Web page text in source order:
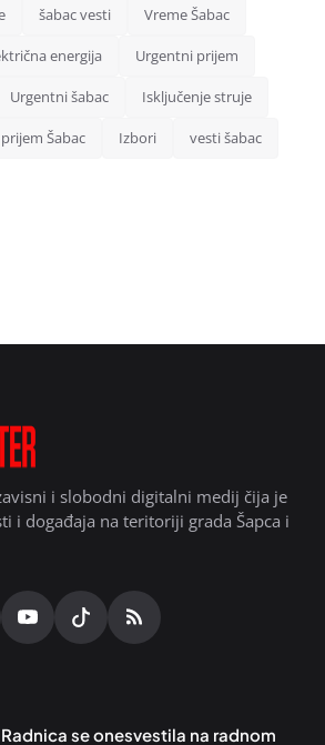
šabac vesti Vreme Šabac
energija Urgentni prijem
Urgentni šabac Isključenje struje
Šabac Izbori vesti šabac
i slobodni digitalni medij čija je
i događaja na teritoriji grada Šapca i
Radnica se onesvestila na radnom